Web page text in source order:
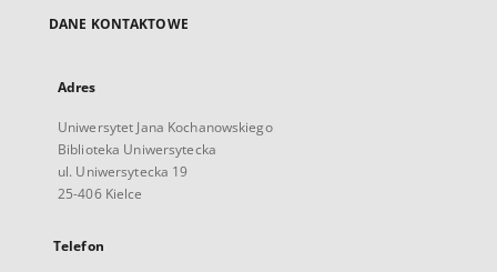
DANE KONTAKTOWE
Adres
Uniwersytet Jana Kochanowskiego
Biblioteka Uniwersytecka
ul. Uniwersytecka 19
25-406 Kielce
Telefon